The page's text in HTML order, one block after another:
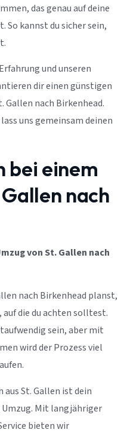
das genau auf deine
kannst du sicher sein,
und unseren
dir einen günstigen
Gallen nach Birkenhead.
uns gemeinsam deinen
bei einem
nach
von St. Gallen nach
nach Birkenhead planst,
die du achten solltest.
sein, aber mit
wird der Prozess viel
aus St. Gallen ist dein
Mit langjähriger
bieten wir